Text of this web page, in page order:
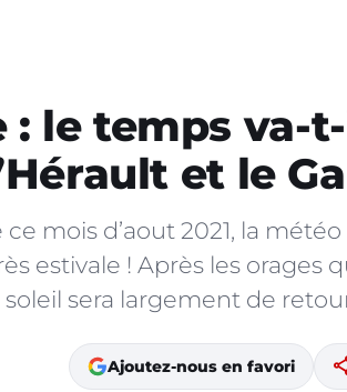
: le temps va-
et le
mois d’aout 2021, la météo
estivale ! Après les orages
sera largement de
Ajoutez-nous en favori